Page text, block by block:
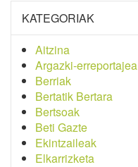
KATEGORIAK
Aitzina
Argazki-erreportajea
Berriak
Bertatik Bertara
Bertsoak
Beti Gazte
Ekintzaileak
Elkarrizketa